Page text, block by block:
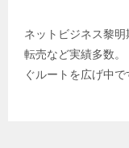
ネットビジネス黎
転売など実績多数
ぐルートを広げ中